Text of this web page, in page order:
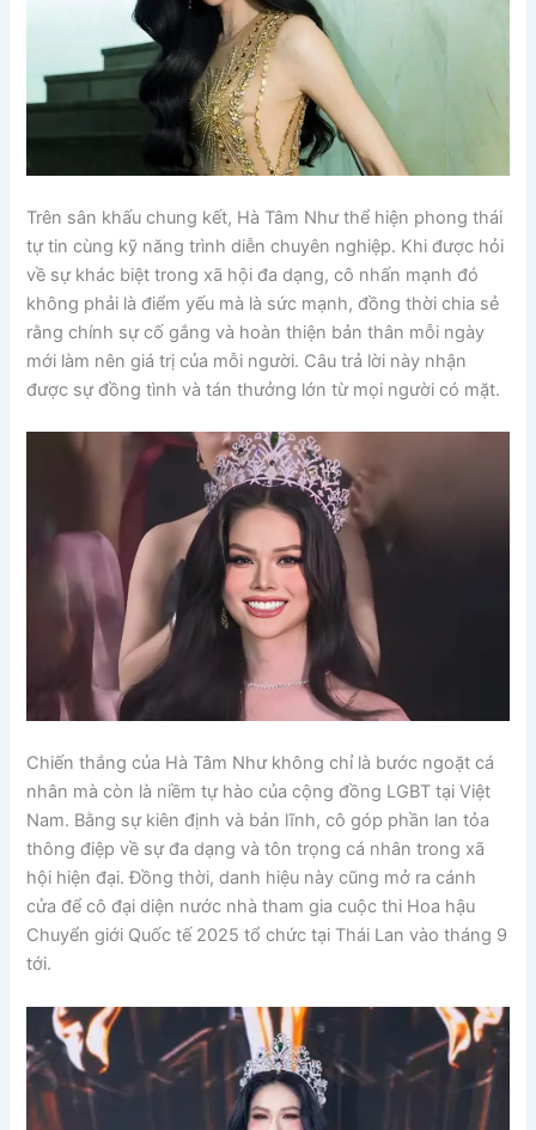
Trên sân khấu chung kết, Hà Tâm Như thể hiện phong thái
tự tin cùng kỹ năng trình diễn chuyên nghiệp. Khi được hỏi
về sự khác biệt trong xã hội đa dạng, cô nhấn mạnh đó
không phải là điểm yếu mà là sức mạnh, đồng thời chia sẻ
rằng chính sự cố gắng và hoàn thiện bản thân mỗi ngày
mới làm nên giá trị của mỗi người. Câu trả lời này nhận
được sự đồng tình và tán thưởng lớn từ mọi người có mặt.
Chiến thắng của Hà Tâm Như không chỉ là bước ngoặt cá
nhân mà còn là niềm tự hào của cộng đồng LGBT tại Việt
Nam. Bằng sự kiên định và bản lĩnh, cô góp phần lan tỏa
thông điệp về sự đa dạng và tôn trọng cá nhân trong xã
hội hiện đại. Đồng thời, danh hiệu này cũng mở ra cánh
cửa để cô đại diện nước nhà tham gia cuộc thi Hoa hậu
Chuyển giới Quốc tế 2025 tổ chức tại Thái Lan vào tháng 9
tới.